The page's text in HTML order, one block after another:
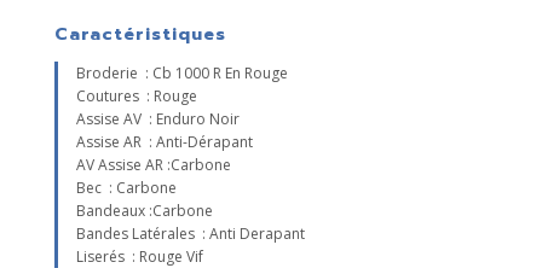
Caractéristiques
Broderie : Cb 1000 R En Rouge
Coutures : Rouge
Assise AV : Enduro Noir
Assise AR : Anti-Dérapant
AV Assise AR :carbone
Bec : Carbone
Bandeaux :carbone
Bandes Latérales : Anti Derapant
Liserés : Rouge Vif